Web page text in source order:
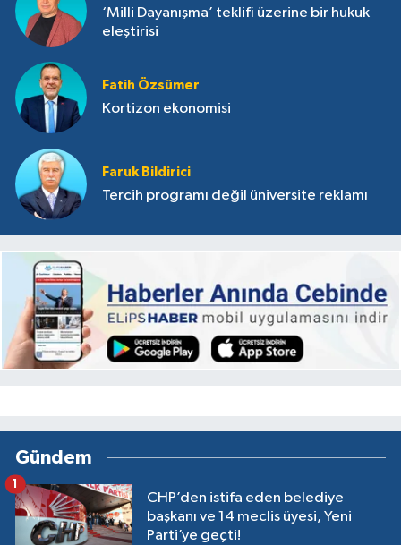
‘Milli Dayanışma’ teklifi üzerine bir hukuk
eleştirisi
Fatih Özsümer
Kortizon ekonomisi
Faruk Bildirici
Tercih programı değil üniversite reklamı
Gündem
CHP’den istifa eden belediye
başkanı ve 14 meclis üyesi, Yeni
Parti’ye geçti!
1